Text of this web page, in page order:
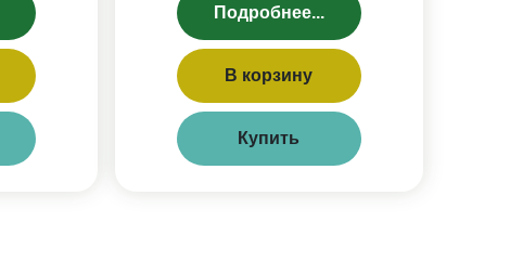
Подробнее...
В корзину
Купить